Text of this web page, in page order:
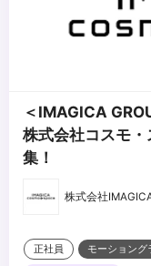
＜IMAGICA
株式会社コスモ
集！
株式会社
正社員 モーショング